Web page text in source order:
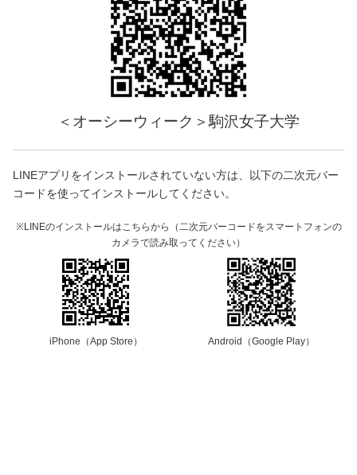
＜オーシーウィーク＞駒沢女子大学
LINEアプリをインストールされていない方は、以下の二次元バー
コードを使ってインストールしてください。
※LINEのインストールはこちらから（二次元バーコードをスマートフォンの
カメラで読み取ってください）
iPhone（App Store） Android（Google Play）